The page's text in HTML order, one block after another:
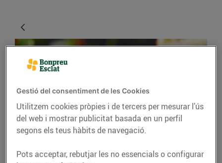
RECEPTES
Gestió del consentiment de les Cookies
Utilitzem cookies pròpies i de tercers per mesurar l’ús
del web i mostrar publicitat basada en un perfil
segons els teus hàbits de navegació.
Pots acceptar, rebutjar les no essencials o configurar